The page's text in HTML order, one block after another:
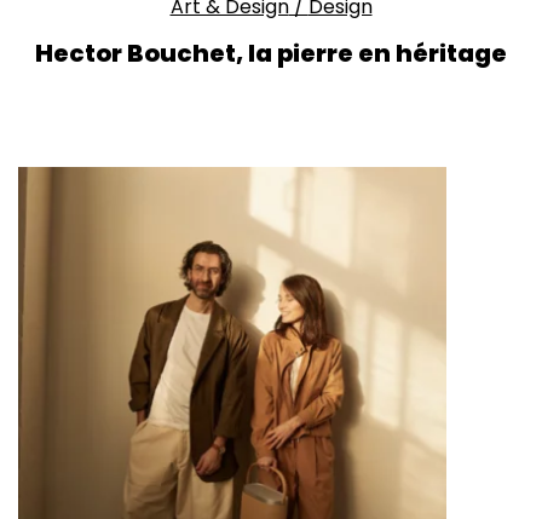
Art & Design/ Design
Hector Bouchet, la pierre en héritage